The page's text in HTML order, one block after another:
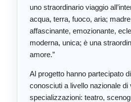
uno straordinario viaggio
acqua, terra, fuoco, aria;
affascinante, emozionante,
moderna, unica; è una
amore.”
Al progetto hanno partecipato
conosciuti a livello nazionale di
specializzazioni: teatro,